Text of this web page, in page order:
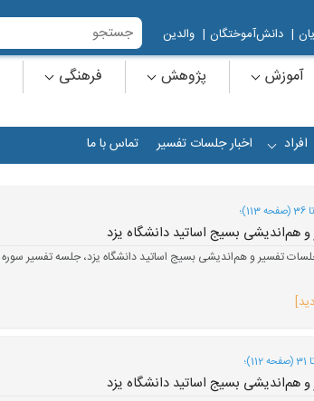
| دانش‌آموختگان | والدین
آموزش پژوهش فرهنگی
+ افراد اخبار جلسات تفسیر تماس با ما
هم‌اندیشی بسیج اساتید دانشگاه یزد
هم‌اندیشی بسیج اساتید دانشگاه یزد